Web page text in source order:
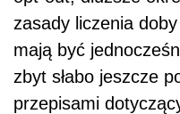
zasady liczenia
mają być
zbyt słabo jeszcze
przepisami